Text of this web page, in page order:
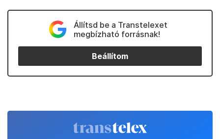
Állítsd be a Transtelexet
megbízható forrásnak!
Beállítom